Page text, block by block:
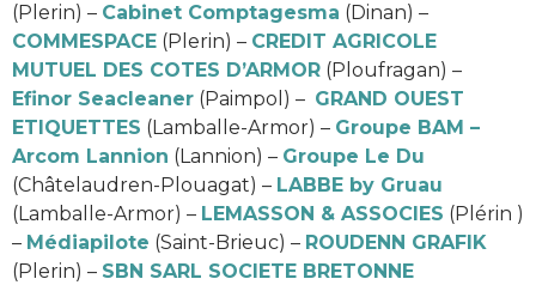
(Plerin) – Cabinet Comptagesma (Dinan) –
COMMESPACE (Plerin) – CREDIT AGRICOLE
MUTUEL DES COTES D’ARMOR (Ploufragan) –
Efinor Seacleaner (Paimpol) – GRAND OUEST
ETIQUETTES (Lamballe-Armor) – Groupe BAM –
Arcom Lannion (Lannion) – Groupe Le Du
(Châtelaudren-Plouagat) – LABBE by Gruau
(Lamballe-Armor) – LEMASSON & ASSOCIES (Plérin )
– Médiapilote (Saint-Brieuc) – ROUDENN GRAFIK
(Plerin) – SBN SARL SOCIETE BRETONNE